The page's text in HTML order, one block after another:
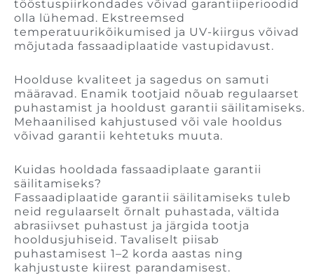
tööstuspiirkondades võivad garantiiperioodid
olla lühemad. Ekstreemsed
temperatuurikõikumised ja UV-kiirgus võivad
mõjutada fassaadiplaatide vastupidavust.
Hoolduse kvaliteet ja sagedus on samuti
määravad. Enamik tootjaid nõuab regulaarset
puhastamist ja hooldust garantii säilitamiseks.
Mehaanilised kahjustused või vale hooldus
võivad garantii kehtetuks muuta.
Kuidas hooldada fassaadiplaate garantii
säilitamiseks?
Fassaadiplaatide garantii säilitamiseks tuleb
neid regulaarselt õrnalt puhastada, vältida
abrasiivset puhastust ja järgida tootja
hooldusjuhiseid. Tavaliselt piisab
puhastamisest 1–2 korda aastas ning
kahjustuste kiirest parandamisest.